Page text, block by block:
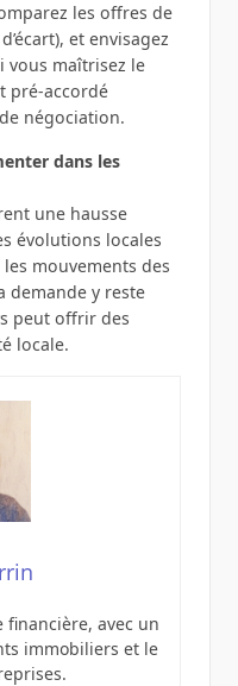
les offres de
et envisagez
vous maîtrisez le
pré‑accordé
négociation.
dans les
une hausse
évolutions locales
mouvements des
demande y reste
peut offrir des
locale.
financière, avec un
immobiliers et le